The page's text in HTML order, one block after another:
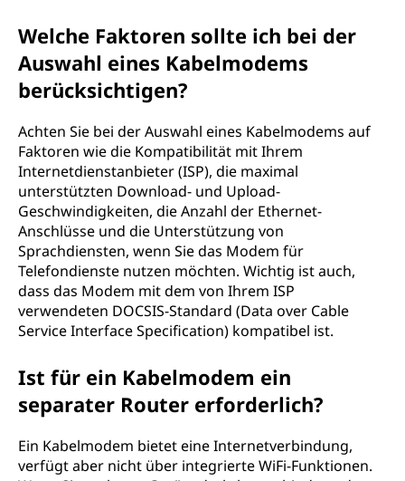
Welche Faktoren sollte ich bei der
Auswahl eines Kabelmodems
berücksichtigen?
Achten Sie bei der Auswahl eines Kabelmodems auf
Faktoren wie die Kompatibilität mit Ihrem
Internetdienstanbieter (ISP), die maximal
unterstützten Download- und Upload-
Geschwindigkeiten, die Anzahl der Ethernet-
Anschlüsse und die Unterstützung von
Sprachdiensten, wenn Sie das Modem für
Telefondienste nutzen möchten. Wichtig ist auch,
dass das Modem mit dem von Ihrem ISP
verwendeten DOCSIS-Standard (Data over Cable
Service Interface Specification) kompatibel ist.
Ist für ein Kabelmodem ein
separater Router erforderlich?
Ein Kabelmodem bietet eine Internetverbindung,
verfügt aber nicht über integrierte WiFi-Funktionen.